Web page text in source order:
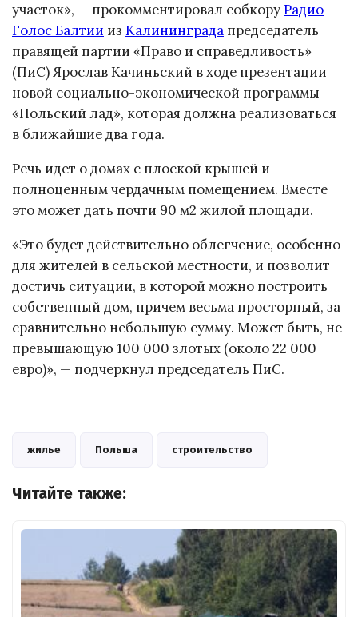
участок», — прокомментировал собкоруРадио
Голос Балтии из Калининграда председатель
правящей партии «Право и справедливость»
(ПиС) Ярослав Качиньский в ходе презентации
новой социально-экономической программы
«Польский лад», которая должна реализоваться
в ближайшие два года.
Речь идет о домах с плоской крышей и
полноценным чердачным помещением. Вместе
это может дать почти 90 м2 жилой площади.
«Это будет действительно облегчение, особенно
для жителей в сельской местности, и позволит
достичь ситуации, в которой можно построить
собственный дом, причем весьма просторный, за
сравнительно небольшую сумму. Может быть, не
превышающую 100 000 злотых (около 22 000
евро)», — подчеркнул председатель ПиС.
жилье Польша строительство
Читайте также: